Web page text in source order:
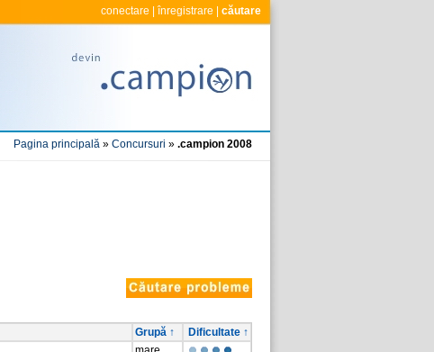
conectare înregistrare căutare
Pagina principală » Concursuri » .campion 2008
Grupă ↑
Dificultate ↑